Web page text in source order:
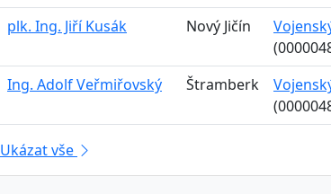
plk. Ing. Jiří Kusák
Nový Jičín
Ing. Adolf Veřmiřovský
Štramberk
Ukázat vše